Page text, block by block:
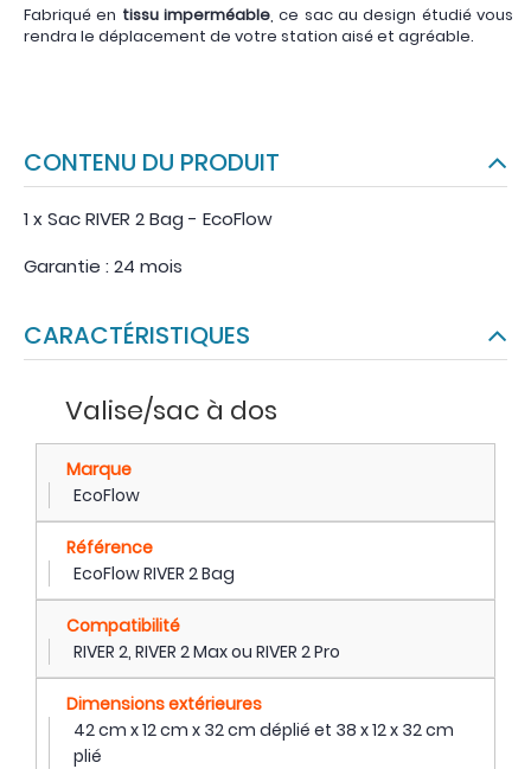
Fabriqué en tissu imperméable, ce sac au design étudié vous
rendra le déplacement de votre station aisé et agréable.
CONTENU DU PRODUIT
1 x Sac RIVER 2 Bag - EcoFlow
Garantie : 24 mois
CARACTÉRISTIQUES
Valise/sac à dos
Marque
EcoFlow
Référence
EcoFlow RIVER 2 Bag
Compatibilité
RIVER 2, RIVER 2 Max ou RIVER 2 Pro
Dimensions extérieures
42 cm x 12 cm x 32 cm déplié et 38 x 12 x 32 cm
plié